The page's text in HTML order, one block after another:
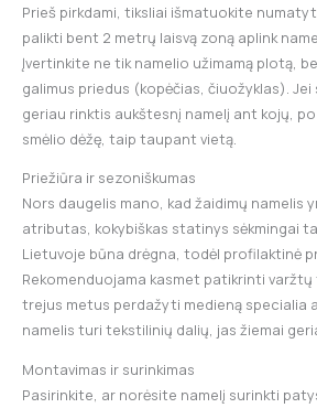
Prieš pirkdami, tiksliai išmatuokite
palikti bent 2 metrų laisvą zoną aplink
Įvertinkite ne tik namelio užimamą plotą,
galimus priedus (kopėčias, čiuožyklas). Jei
geriau rinktis aukštesnį namelį ant kojų,
smėlio dėžę, taip taupant vietą.
Priežiūra ir sezoniškumas
Nors daugelis mano, kad žaidimų namelis
atributas, kokybiškas statinys sėkmingai
Lietuvoje būna drėgna, todėl profilaktinė
Rekomenduojama kasmet patikrinti varžtų
trejus metus perdažyti medieną specialia
namelis turi tekstilinių dalių, jas žiemai
Montavimas ir surinkimas
Pasirinkite, ar norėsite namelį surinkti